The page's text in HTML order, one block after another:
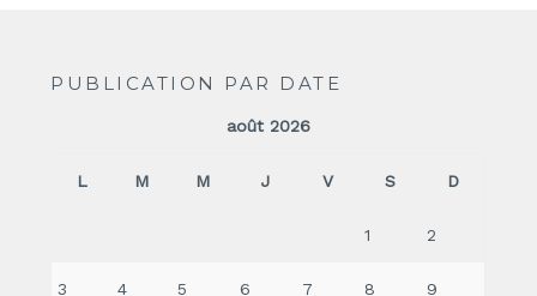
PUBLICATION PAR DATE
août 2026
L M M J V S D
1 2
3 4 5 6 7 8 9